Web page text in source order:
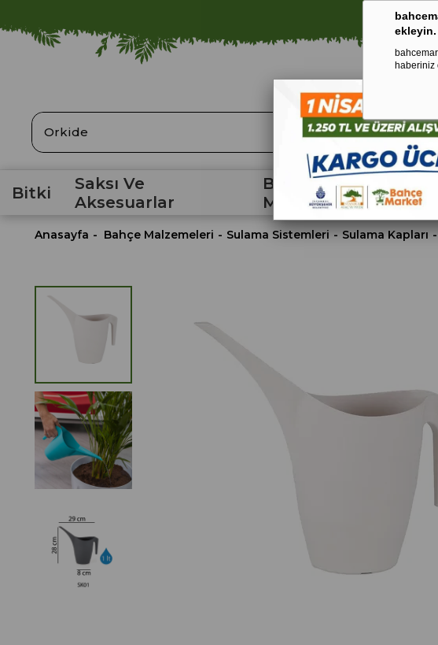
ekleyin.
haberiniz
⚠️
ARA
Bitki
Saksı Ve
Aksesuarlar
Bahçe
Malzemeleri
Anasayfa Bahçe Malzemeleri Sulama Sistemleri Sulama Kapları